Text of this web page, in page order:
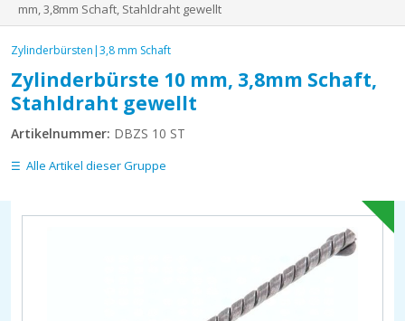
mm, 3,8mm Schaft, Stahldraht gewellt
Zylinderbürsten|3,8 mm Schaft
Zylinderbürste 10 mm, 3,8mm Schaft,
Stahldraht gewellt
Artikelnummer: DBZS 10 ST
Alle Artikel dieser Gruppe